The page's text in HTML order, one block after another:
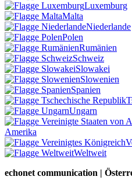
Luxemburg
Malta
Niederlande
Polen
Rumänien
Schweiz
Slowakei
Slowenien
Spanien
Ungarn
Amerika
Weltweit
echonet communication |